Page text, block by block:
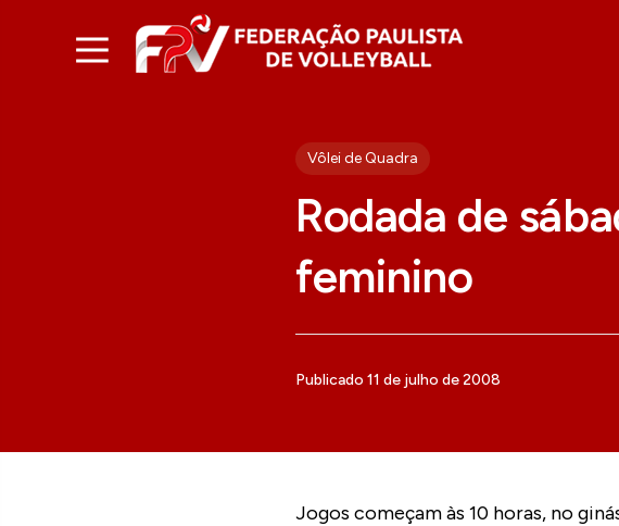
Vôlei de Quadra
Rodada de
feminino
Publicado 11 de julho de 2008
Jogos começam às 10 horas, no